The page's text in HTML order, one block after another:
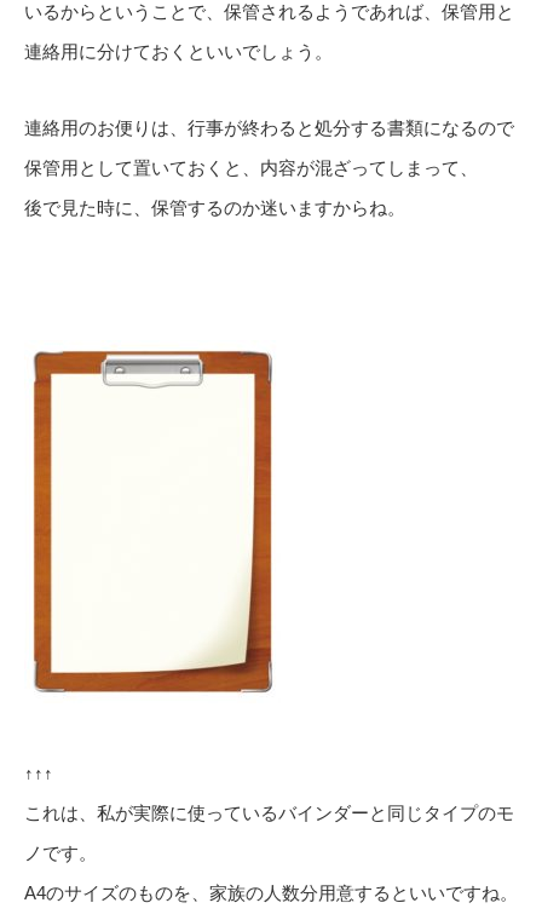
いるからということで、保管されるようであれば、保管用と
連絡用に分けておくといいでしょう。
連絡用のお便りは、行事が終わると処分する書類になるので
保管用として置いておくと、内容が混ざってしまって、
後で見た時に、保管するのか迷いますからね。
↑↑↑
これは、私が実際に使っているバインダーと同じタイプのモ
ノです。
A4のサイズのものを、家族の人数分用意するといいですね。